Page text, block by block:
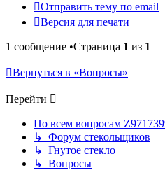
Отправить тему по email
Версия для печати
1 сообщение •Страница 1 из 1
Вернуться в «Вопросы»
Перейти
По всем вопросам
↳ Форум стекольщиков
↳ Гнутое стекло
↳ Вопросы